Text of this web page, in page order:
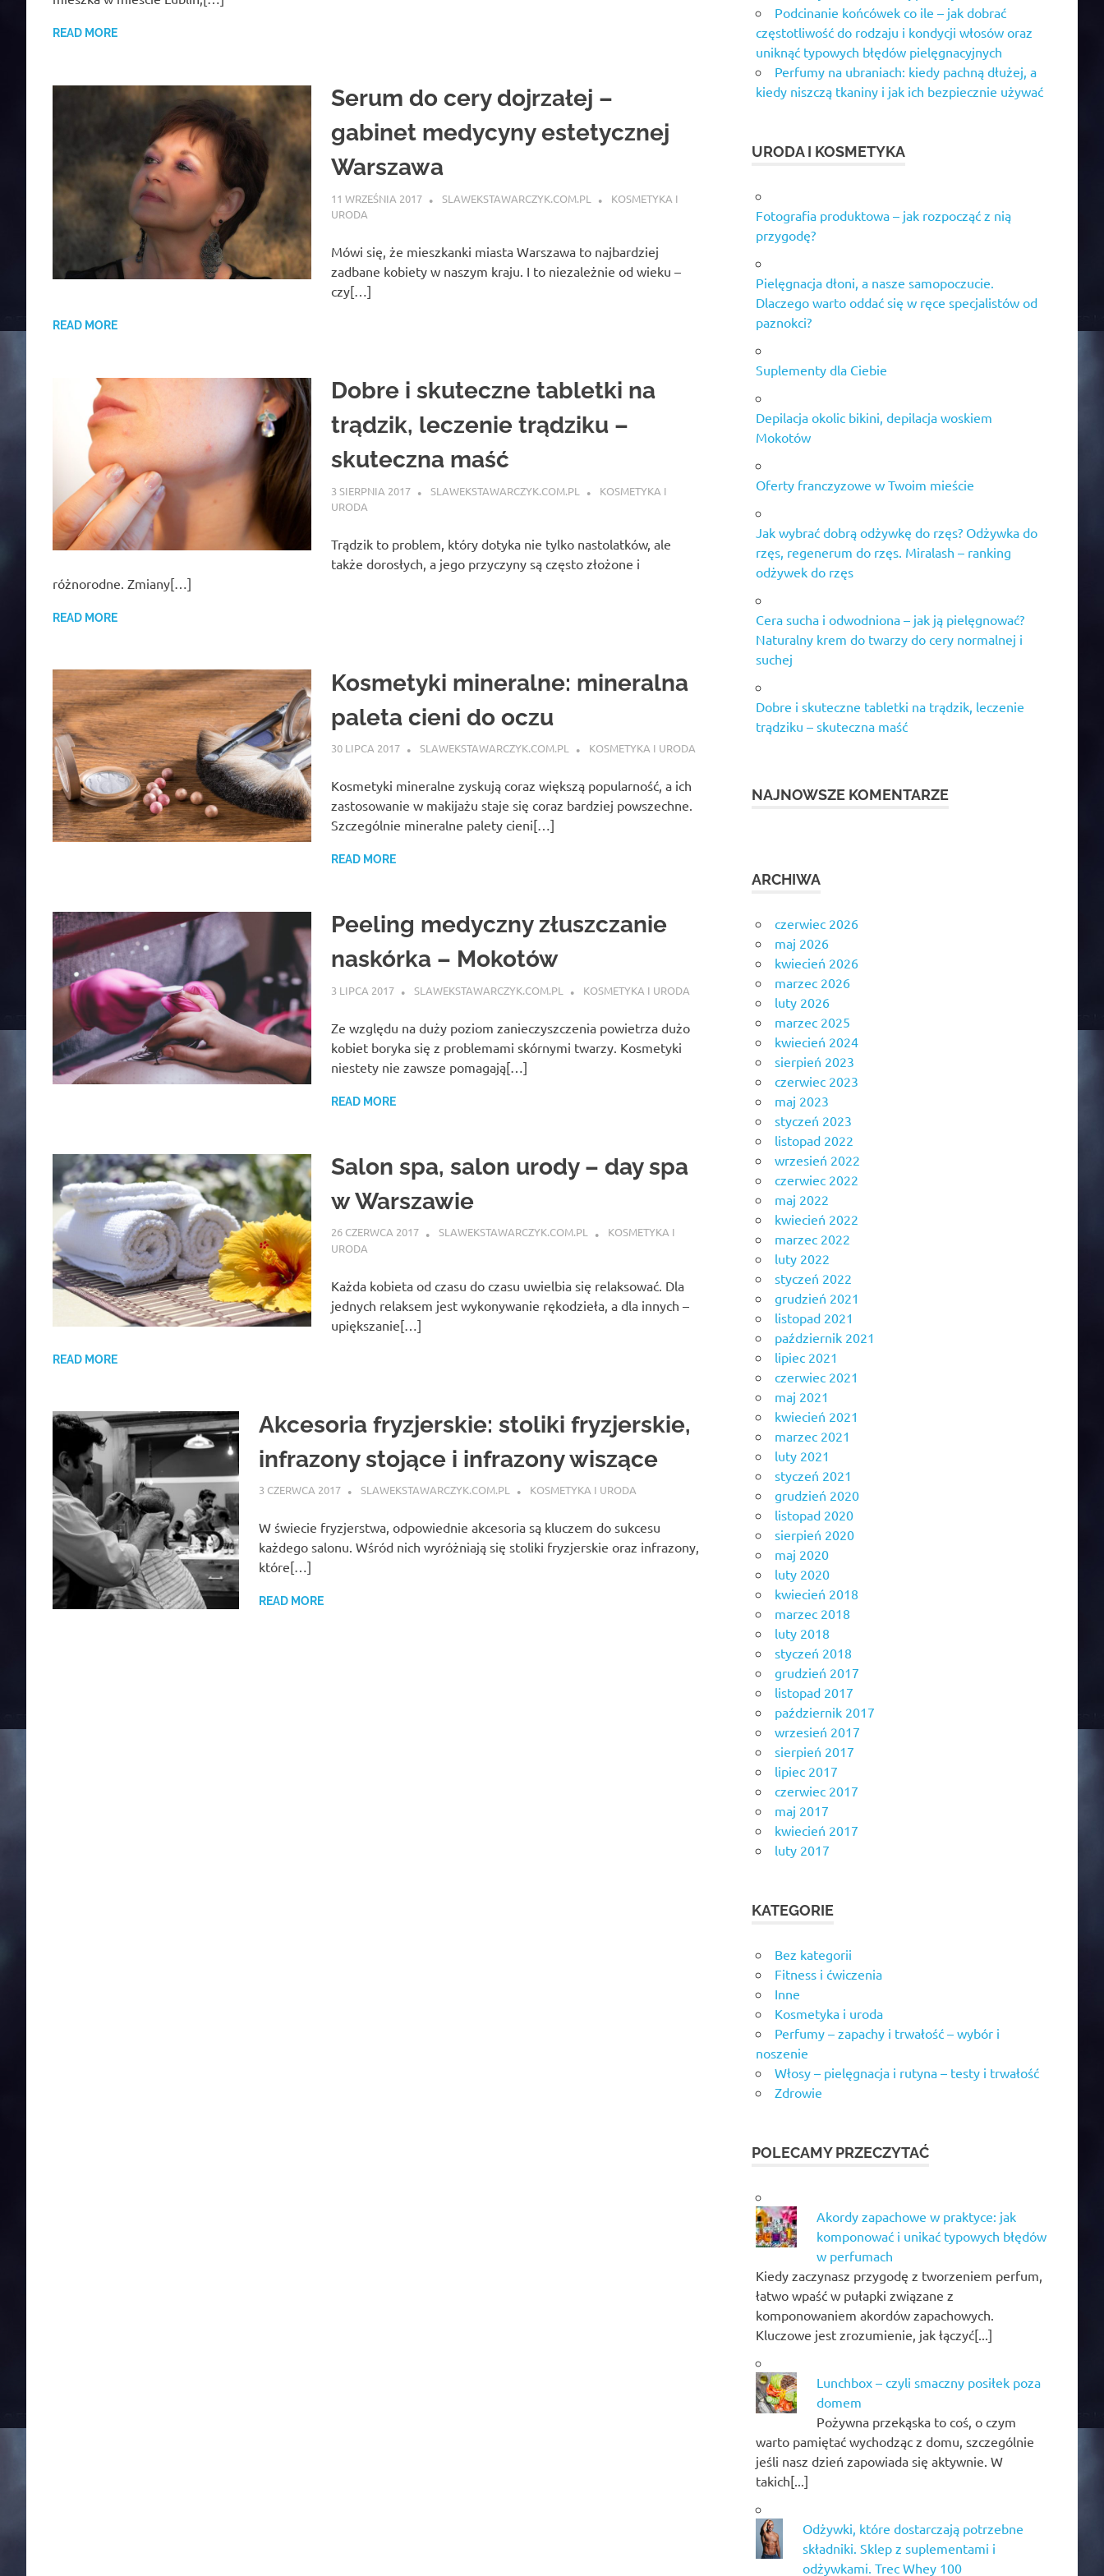
READ MORE
Serum do cery dojrzałej –
gabinet medycyny estetycznej
Warszawa
11 WRZEŚNIA 2017 SLAWEKSTAWARCZYK.COM.PL
KOSMETYKA I
URODA
Mówi się, że mieszkanki miasta Warszawa to najbardziej
zadbane kobiety w naszym kraju. I to niezależnie od wieku –
czy[…]
READ MORE
Dobre i skuteczne tabletki na
trądzik, leczenie trądziku –
skuteczna maść
3 SIERPNIA 2017 SLAWEKSTAWARCZYK.COM.PL
KOSMETYKA I
URODA
Trądzik to problem, który dotyka nie tylko nastolatków, ale
także dorosłych, a jego przyczyny są często złożone i
różnorodne. Zmiany[…]
READ MORE
Kosmetyki mineralne: mineralna
paleta cieni do oczu
30 LIPCA 2017 SLAWEKSTAWARCZYK.COM.PL KOSMETYKA I URODA
Kosmetyki mineralne zyskują coraz większą popularność, a ich
zastosowanie w makijażu staje się coraz bardziej powszechne.
Szczególnie mineralne palety cieni[…]
READ MORE
Peeling medyczny złuszczanie
naskórka – Mokotów
3 LIPCA 2017 SLAWEKSTAWARCZYK.COM.PL KOSMETYKA I URODA
Ze względu na duży poziom zanieczyszczenia powietrza dużo
kobiet boryka się z problemami skórnymi twarzy. Kosmetyki
niestety nie zawsze pomagają[…]
READ MORE
Salon spa, salon urody – day spa
w Warszawie
26 CZERWCA 2017 SLAWEKSTAWARCZYK.COM.PL
KOSMETYKA I
URODA
Każda kobieta od czasu do czasu uwielbia się relaksować. Dla
jednych relaksem jest wykonywanie rękodzieła, a dla innych –
upiększanie[…]
READ MORE
Akcesoria fryzjerskie: stoliki fryzjerskie,
infrazony stojące i infrazony wiszące
3 CZERWCA 2017 SLAWEKSTAWARCZYK.COM.PL KOSMETYKA I URODA
W świecie fryzjerstwa, odpowiednie akcesoria są kluczem do sukcesu
każdego salonu. Wśród nich wyróżniają się stoliki fryzjerskie oraz infrazony,
które[…]
READ MORE
Podcinanie końcówek co ile – jak dobrać
częstotliwość do rodzaju i kondycji włosów oraz
uniknąć typowych błędów pielęgnacyjnych
Perfumy na ubraniach: kiedy pachną dłużej, a
kiedy niszczą tkaniny i jak ich bezpiecznie używać
URODA I KOSMETYKA
Fotografia produktowa – jak rozpocząć z nią
przygodę?
Pielęgnacja dłoni, a nasze samopoczucie.
Dlaczego warto oddać się w ręce specjalistów od
paznokci?
Suplementy dla Ciebie
Depilacja okolic bikini, depilacja woskiem
Mokotów
Oferty franczyzowe w Twoim mieście
Jak wybrać dobrą odżywkę do rzęs? Odżywka do
rzęs, regenerum do rzęs. Miralash – ranking
odżywek do rzęs
Cera sucha i odwodniona – jak ją pielęgnować?
Naturalny krem do twarzy do cery normalnej i
suchej
Dobre i skuteczne tabletki na trądzik, leczenie
trądziku – skuteczna maść
NAJNOWSZE KOMENTARZE
ARCHIWA
czerwiec 2026
maj 2026
kwiecień 2026
marzec 2026
luty 2026
marzec 2025
kwiecień 2024
sierpień 2023
czerwiec 2023
maj 2023
styczeń 2023
listopad 2022
wrzesień 2022
czerwiec 2022
maj 2022
kwiecień 2022
marzec 2022
luty 2022
styczeń 2022
grudzień 2021
listopad 2021
październik 2021
lipiec 2021
czerwiec 2021
maj 2021
kwiecień 2021
marzec 2021
luty 2021
styczeń 2021
grudzień 2020
listopad 2020
sierpień 2020
maj 2020
luty 2020
kwiecień 2018
marzec 2018
luty 2018
styczeń 2018
grudzień 2017
listopad 2017
październik 2017
wrzesień 2017
sierpień 2017
lipiec 2017
czerwiec 2017
maj 2017
kwiecień 2017
luty 2017
KATEGORIE
Bez kategorii
Fitness i ćwiczenia
Inne
Kosmetyka i uroda
Perfumy – zapachy i trwałość – wybór i
noszenie
Włosy – pielęgnacja i rutyna – testy i trwałość
Zdrowie
POLECAMY PRZECZYTAĆ
Akordy zapachowe w praktyce: jak
komponować i unikać typowych błędów
w perfumach
Kiedy zaczynasz przygodę z tworzeniem perfum,
łatwo wpaść w pułapki związane z
komponowaniem akordów zapachowych.
Kluczowe jest zrozumienie, jak łączyć[...]
Lunchbox – czyli smaczny posiłek poza
domem
Pożywna przekąska to coś, o czym
warto pamiętać wychodząc z domu, szczególnie
jeśli nasz dzień zapowiada się aktywnie. W
takich[...]
Odżywki, które dostarczają potrzebne
składniki. Sklep z suplementami i
odżywkami. Trec Whey 100